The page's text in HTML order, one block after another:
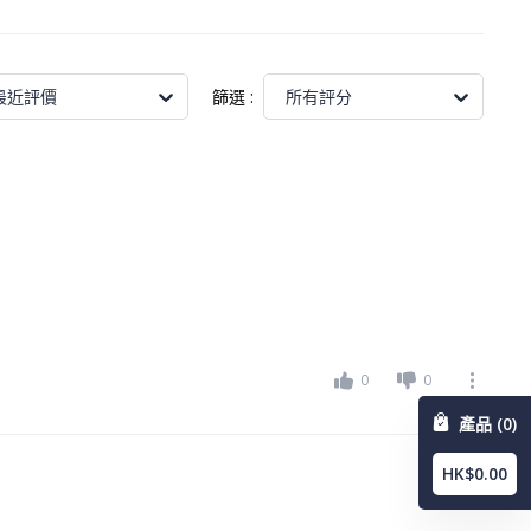
近評價 篩選 : 所有評分
0 0
產品 (0)
HK$0.00